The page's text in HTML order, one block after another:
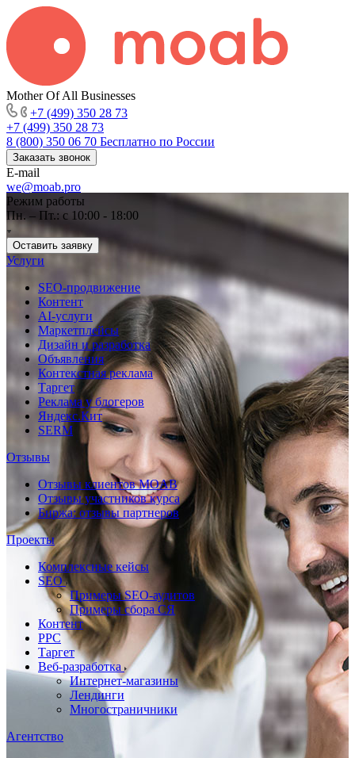
Mother Of All Businesses
+7 (499) 350 28 73
+7 (499) 350 28 73
8 (800) 350 06 70 Бесплатно по России
Заказать звонок
E-mail
we@moab.pro
Режим работы
Пн. – Пт.: с 10:00 - 18:00
Оставить заявку
Услуги
SEO-продвижение
Контент
AI-услуги
Маркетплейсы
Дизайн и разработка
Объявления
Контекстная реклама
Таргет
Реклама у блогеров
Яндекс.Кит
SERM
Отзывы
Отзывы клиентов MOAB
Отзывы участников курса
Биржа: отзывы партнеров
Проекты
Комплексные кейсы
SEO
Примеры SEO-аудитов
Примеры сбора СЯ
Контент
PPC
Таргет
Веб-разработка
Интернет-магазины
Лендинги
Многостраничники
Агентство